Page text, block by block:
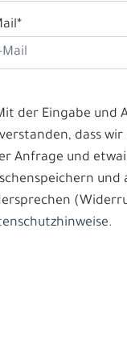
der Eingabe und
dass
Anfrage und
und